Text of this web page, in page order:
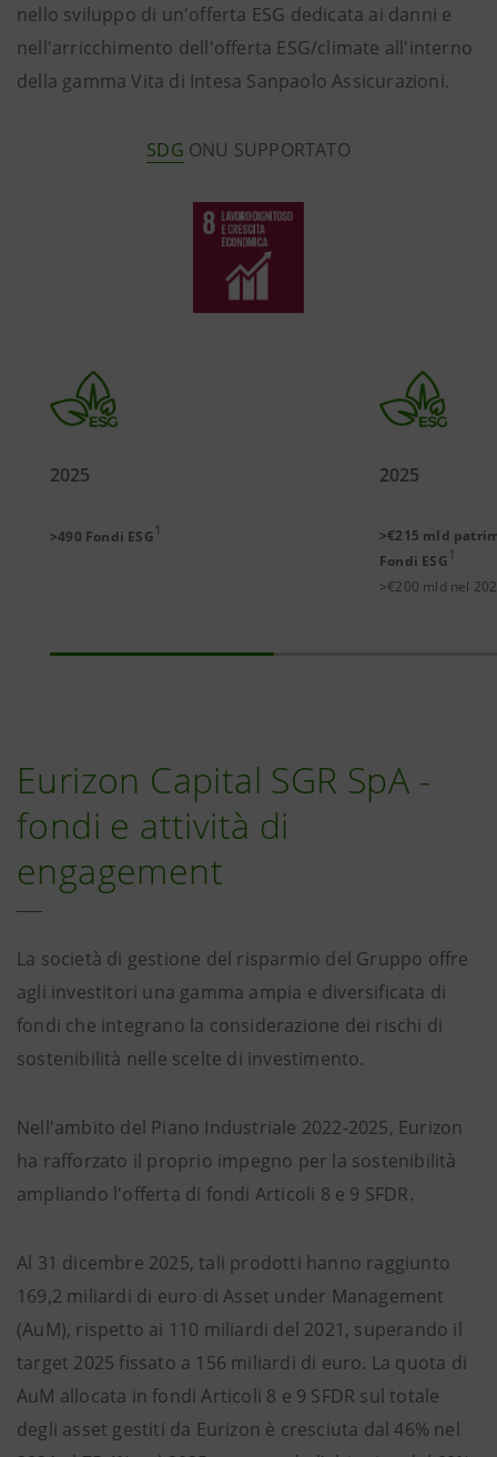
nello sviluppo di un'offerta ESG dedicata ai danni e
nell'arricchimento dell'offerta ESG/climate all'interno
della gamma Vita di Intesa Sanpaolo Assicurazioni.
SDG ONU SUPPORTATO
2025
>490 Fondi ESG1
2025
>€215 mld
Fondi ESG1
>€200 mld nel
Eurizon Capital SGR SpA -
fondi e attività di
engagement
La società di gestione del risparmio del Gruppo offre
agli investitori una gamma ampia e diversificata di
fondi che integrano la considerazione dei rischi di
sostenibilità nelle scelte di investimento.
Nell'ambito del Piano Industriale 2022-2025, Eurizon
ha rafforzato il proprio impegno per la sostenibilità
ampliando l'offerta di fondi Articoli 8 e 9 SFDR.
Al 31 dicembre 2025, tali prodotti hanno raggiunto
169,2 miliardi di euro di Asset under Management
(AuM), rispetto ai 110 miliardi del 2021, superando il
target 2025 fissato a 156 miliardi di euro. La quota di
AuM allocata in fondi Articoli 8 e 9 SFDR sul totale
degli asset gestiti da Eurizon è cresciuta dal 46% nel